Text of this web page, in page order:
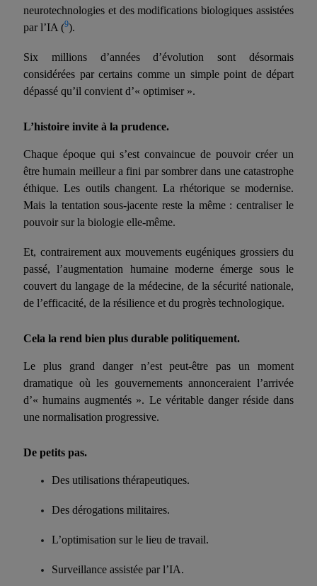
neurotechnologies et des modifications biologiques assistées
par l’IA (9).
Six millions d’années d’évolution sont désormais
considérées par certains comme un simple point de départ
dépassé qu’il convient d’« optimiser ».
L’histoire invite à la prudence.
Chaque époque qui s’est convaincue de pouvoir créer un
être humain meilleur a fini par sombrer dans une catastrophe
éthique. Les outils changent. La rhétorique se modernise.
Mais la tentation sous-jacente reste la même : centraliser le
pouvoir sur la biologie elle-même.
Et, contrairement aux mouvements eugéniques grossiers du
passé, l’augmentation humaine moderne émerge sous le
couvert du langage de la médecine, de la sécurité nationale,
de l’efficacité, de la résilience et du progrès technologique.
Cela la rend bien plus durable politiquement.
Le plus grand danger n’est peut-être pas un moment
dramatique où les gouvernements annonceraient l’arrivée
d’« humains augmentés ». Le véritable danger réside dans
une normalisation progressive.
De petits pas.
Des utilisations thérapeutiques.
Des dérogations militaires.
L’optimisation sur le lieu de travail.
Surveillance assistée par l’IA.